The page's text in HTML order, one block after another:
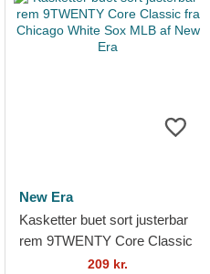
New Era
Kasketter buet sort justerbar
rem 9TWENTY Core Classic
fra Chicago White Sox MLB
209 kr.